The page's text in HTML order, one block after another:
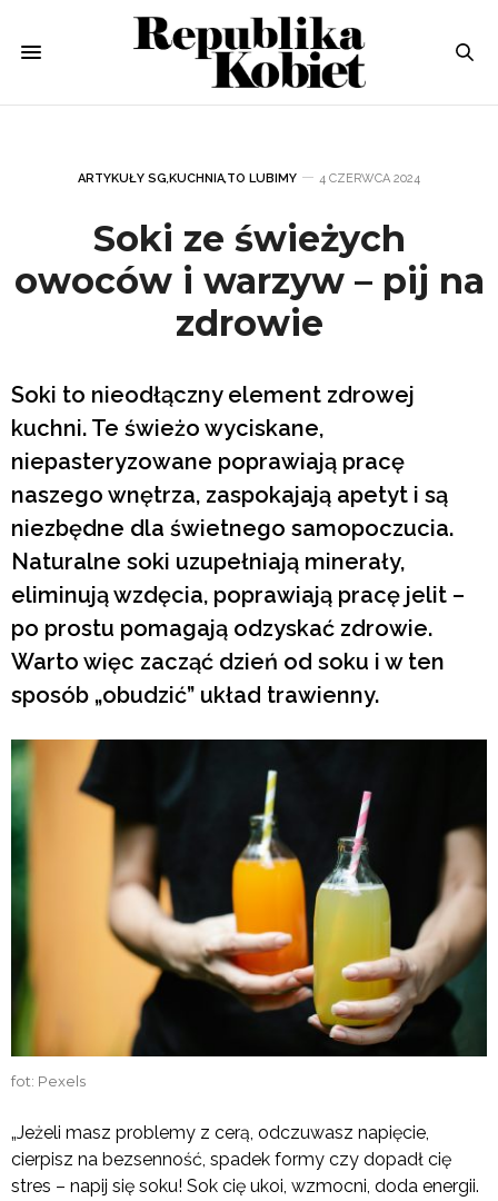
ARTYKUŁY SG,KUCHNIA,TO LUBIMY 4 CZERWCA 2024
Soki ze świeżych
owoców i warzyw – pij na
zdrowie
Soki to nieodłączny element zdrowej
kuchni. Te świeżo wyciskane,
niepasteryzowane poprawiają pracę
naszego wnętrza, zaspokajają apetyt i są
niezbędne dla świetnego samopoczucia.
Naturalne soki uzupełniają minerały,
eliminują wzdęcia, poprawiają pracę jelit –
po prostu pomagają odzyskać zdrowie.
Warto więc zacząć dzień od soku i w ten
sposób „obudzić” układ trawienny.
fot: Pexels
„Jeżeli masz problemy z cerą, odczuwasz napięcie,
cierpisz na bezsenność, spadek formy czy dopadł cię
stres – napij się soku! Sok cię ukoi, wzmocni, doda energii.